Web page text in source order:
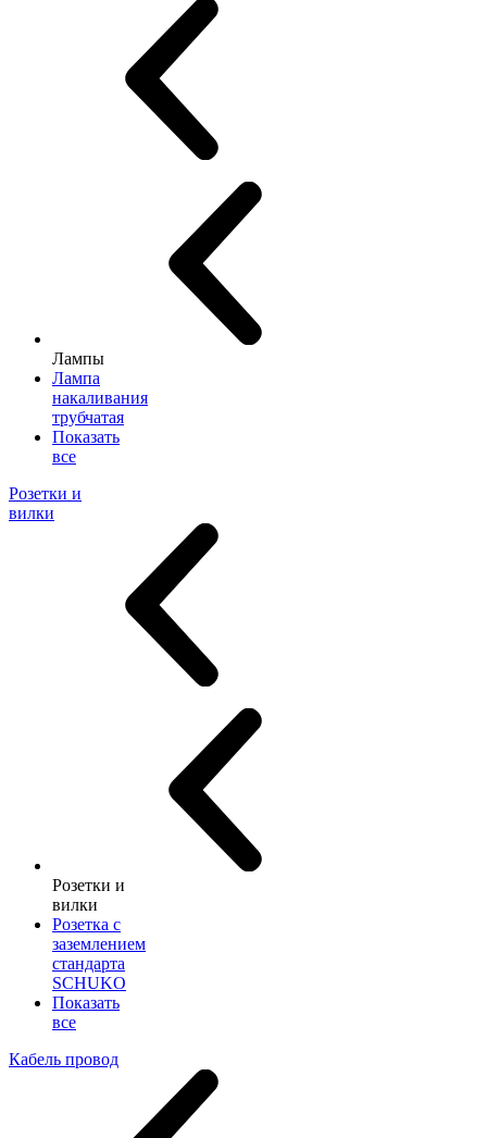
Лампы
Лампа
накаливания
трубчатая
Показать
все
Розетки и
вилки
Розетки и
вилки
Розетка с
заземлением
стандарта
SCHUKO
Показать
все
Кабель провод